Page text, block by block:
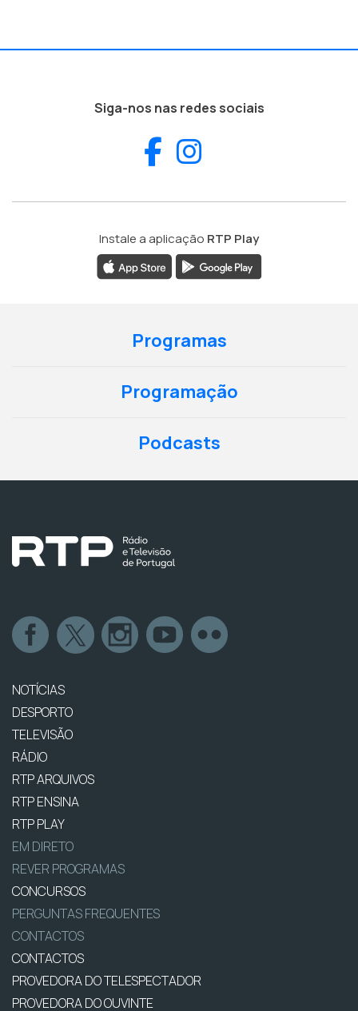
Siga-nos nas redes sociais
Facebook
Instale a aplicação RTP Play
Programas
Programação
Podcasts
NOTÍCIAS
DESPORTO
TELEVISÃO
RÁDIO
RTP ARQUIVOS
RTP ENSINA
RTP PLAY
EM DIRETO
REVER PROGRAMAS
CONCURSOS
PERGUNTAS FREQUENTES
CONTACTOS
CONTACTOS
PROVEDORA DO TELESPECTADOR
PROVEDORA DO OUVINTE